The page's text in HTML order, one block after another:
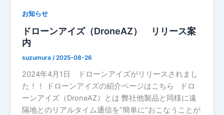
お知らせ
ドローンアイズ（DroneAZ） リリース案
内
suzumura /2025-08-26
2024年4月1日 ドローンアイズがリリースされまし
た！！ ドローンアイズの紹介ページはこちら ドロ
ーンアイズ（DroneAZ）とは 弊社他製品と同様に遠
隔地とのリアルタイム通信を”簡単に”おこなうことが